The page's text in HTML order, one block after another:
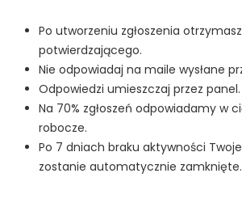
Po utworzeniu zgłoszenia
potwierdzającego.
Nie odpowiadaj na maile wysłane
Odpowiedzi umieszczaj przez panel.
Na 70% zgłoszeń odpowiadamy w
robocze.
Po 7 dniach braku aktywności Twoje
zostanie automatycznie zamknięte.